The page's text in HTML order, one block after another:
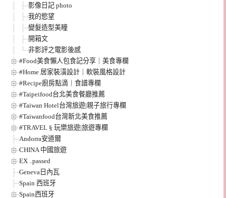
影像日記 photo
我的慾望
變髮造型美瞳
開箱文
非影評之電影後感
#Food美食懶人包食記分享｜美食專欄
#Home 居家裝潢設計｜軟裝風格設計
#Recipe廚房點滴｜食譜專欄
#Taipeifood台北美食餐廳推薦
#Taiwan Hotel台灣旅遊|親子旅行專欄
#Taiwanfood台灣新北美食推薦
#TRAVEL § 玩樂旅遊|旅遊專欄
Andorra安道爾
CHINA 中國旅遊
EX ..passed
Geneva日內瓦
Spain 西班牙
Spain西班牙